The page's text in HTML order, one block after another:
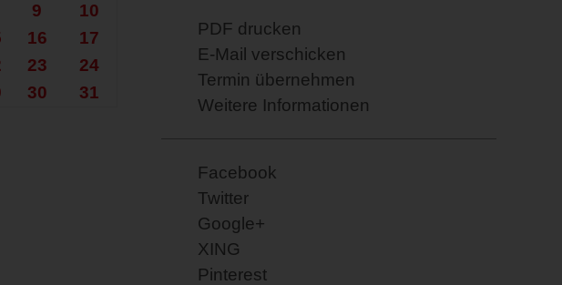
9
10
16
17
23
24
30 31
PDF drucken
E-Mail verschicken
Termin übernehmen
Weitere Informationen
Facebook
Twitter
Google+
XING
Pinterest